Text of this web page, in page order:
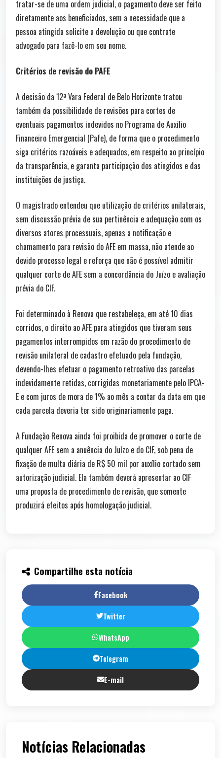
tratar-se de uma ordem judicial, o pagamento deve ser feito
diretamente aos beneficiados, sem a necessidade que a
pessoa atingida solicite a devolução ou que contrate
advogado para fazê-lo em seu nome.
Critérios de revisão do PAFE
A decisão da 12ª Vara Federal de Belo Horizonte tratou
também da possibilidade de revisões para cortes de
eventuais pagamentos indevidos no Programa de Auxílio
Financeiro Emergencial (Pafe), de forma que o procedimento
siga critérios razoáveis e adequados, em respeito ao princípio
da transparência, e garanta participação dos atingidos e das
instituições de justiça.
O magistrado entendeu que utilização de critérios unilaterais,
sem discussão prévia de sua pertinência e adequação com os
diversos atores processuais, apenas a notificação e
chamamento para revisão do AFE em massa, não atende ao
devido processo legal e reforça que não é possível admitir
qualquer corte de AFE sem a concordância do Juízo e avaliação
prévia do CIF.
Foi determinado à Renova que restabeleça, em até 10 dias
corridos, o direito ao AFE para atingidos que tiveram seus
pagamentos interrompidos em razão do procedimento de
revisão unilateral de cadastro efetuado pela fundação,
devendo-lhes efetuar o pagamento retroativo das parcelas
indevidamente retidas, corrigidas monetariamente pelo IPCA-
E e com juros de mora de 1% ao mês a contar da data em que
cada parcela deveria ter sido originariamente paga.
A Fundação Renova ainda foi proibida de promover o corte de
qualquer AFE sem a anuência do Juízo e do CIF, sob pena de
fixação de multa diária de R$ 50 mil por auxílio cortado sem
autorização judicial. Ela também deverá apresentar ao CIF
uma proposta de procedimento de revisão, que somente
produzirá efeitos após homologação judicial.
Compartilhe esta notícia
Facebook
Twitter
WhatsApp
Telegram
E-mail
Notícias Relacionadas